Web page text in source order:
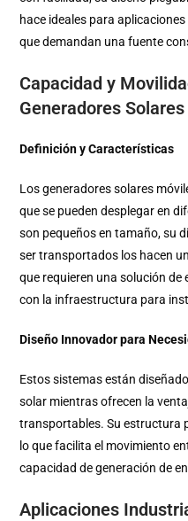
hace ideales para
que demandan una fuente
Capacidad y
Generadores
Definición y Características
Los generadores solares
que se pueden desplegar en
son pequeños en tamaño, su
ser transportados los hacen
que requieren una solución
con la infraestructura para
Diseño Innovador para
Estos sistemas están
solar mientras ofrecen la
transportables. Su estructura
lo que facilita el movimiento
capacidad de generación de
Aplicaciones